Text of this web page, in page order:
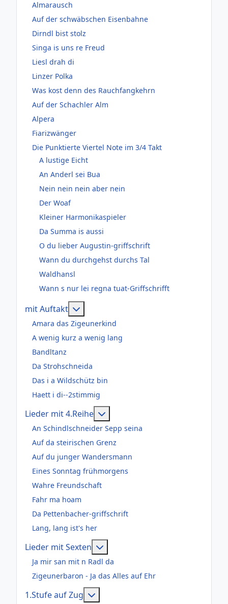
Almarausch
Auf der schwäbschen Eisenbahne
Dirndl bist stolz
Singa is uns re Freud
Liesl drah di
Linzer Polka
Was kost denn des Rauchfangkehrn
Auf der Schachler Alm
Alpera
Fiarizwänger
Die Punktierte Viertel Note im 3/4 Takt
A lustige Eicht
An Anderl sei Bua
Nein nein nein aber nein
Der Woaf
Kleiner Harmonikaspieler
Da Summa is aussi
O du lieber Augustin-griffschrift
Wann du durchgehst durchs Tal
Waldhansl
Wann s nur lei regna tuat-Griffschrifft
mit Auftakt
Amara das Zigeunerkind
A wenig kurz a wenig lang
Bandltanz
Da Strohschneida
Das i a Wildschütz bin
Haett i di--2stimmig
Lieder mit 4.Reihe
An Schindlschneider Sepp seina
Auf da steirischen Grenz
Auf du junger Wandersmann
Eines Sonntag frühmorgens
Wahre Freundschaft
Fahr ma hoam
Da Pettenbacher-griffschrift
Lang, lang ist's her
Lieder mit Sexten
Ja mir san mit n Radl da
Zigeunerbaron - Ja das Alles auf Ehr
1.Stufe auf Zug